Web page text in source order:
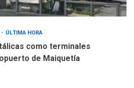
ÚLTIMA HORA
como terminales
de Maiquetía